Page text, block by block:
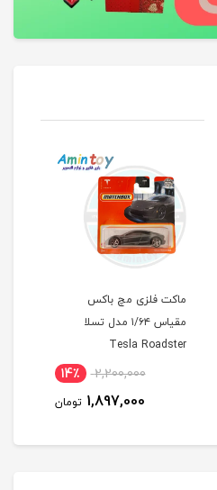
ماکت فلزی مچ باکس
مقیاس ۱/۶۴ مدل تسلا
Tesla Roadster
2,200,000 14٪
1,897,000 تومان